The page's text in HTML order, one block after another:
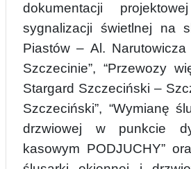
dokumentacji
sygnalizacji świetlnej na
Piastów – Al.
Szczecinie”, “Przewozy
Stargard Szczeciński –
Szczeciński”, “Wymianę
drzwiowej w punkcie
kasowym PODJUCHY”